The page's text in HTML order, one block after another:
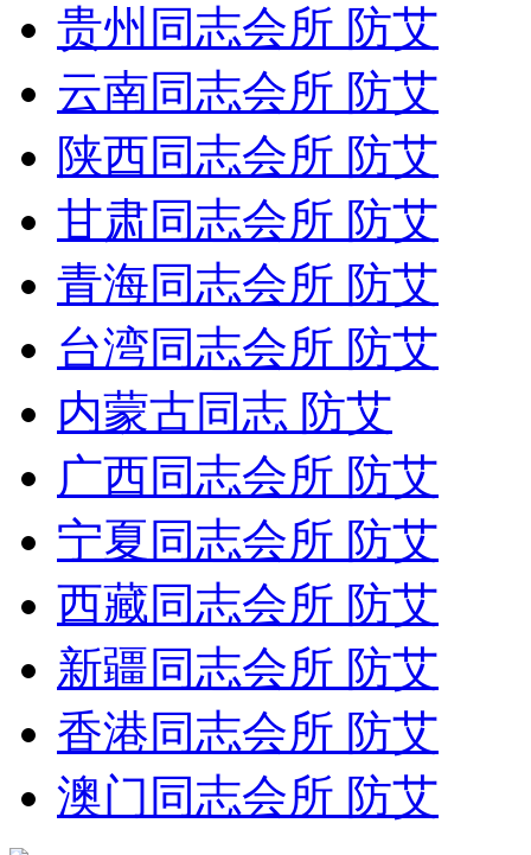
贵州同志会所 防艾
云南同志会所 防艾
陕西同志会所 防艾
甘肃同志会所 防艾
青海同志会所 防艾
台湾同志会所 防艾
内蒙古同志 防艾
广西同志会所 防艾
宁夏同志会所 防艾
西藏同志会所 防艾
新疆同志会所 防艾
香港同志会所 防艾
澳门同志会所 防艾